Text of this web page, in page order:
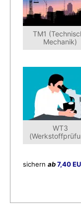
TM1
Mechanik)
WT3
sichern ab7,40